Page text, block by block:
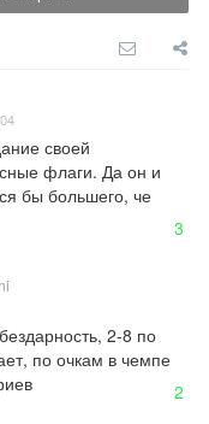
своей
флаги. Да он и
бы большего, че
3
2-8 по
по очкам в чемпе
2